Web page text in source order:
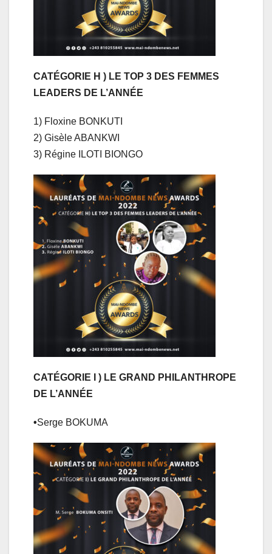
CATÉGORIE H ) LE TOP 3 DES FEMMES
LEADERS DE L’ANNÉE
1) Floxine BONKUTI
2) Gisèle ABANKWI
3) Régine ILOTI BIONGO
CATÉGORIE I ) LE GRAND PHILANTHROPE
DE L’ANNÉE
•Serge BOKUMA